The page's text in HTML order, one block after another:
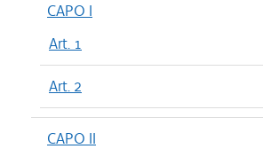
CAPO I
Art. 1
Art. 2
CAPO II